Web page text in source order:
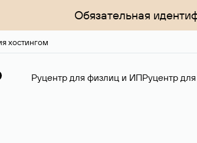
Обязательная
хостингом
Руцентр для физлиц и ИПРуцентр